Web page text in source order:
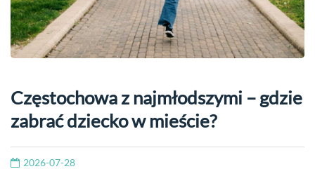
Częstochowa z najmłodszymi – gdzie
zabrać dziecko w mieście?
2026-07-28